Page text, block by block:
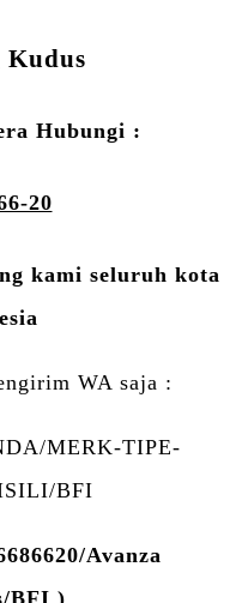
Kudus
Hubungi :
20
kami seluruh kota
WA saja :
MERK-TIPE-
BFI
Avanza